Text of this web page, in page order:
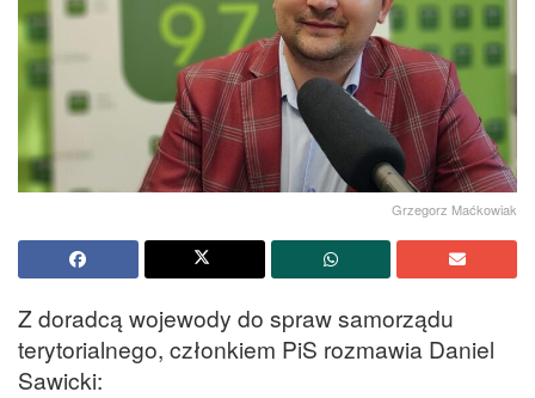
Grzegorz Maćkowiak
Z doradcą wojewody do spraw samorządu
terytorialnego, członkiem PiS rozmawia Daniel
Sawicki: